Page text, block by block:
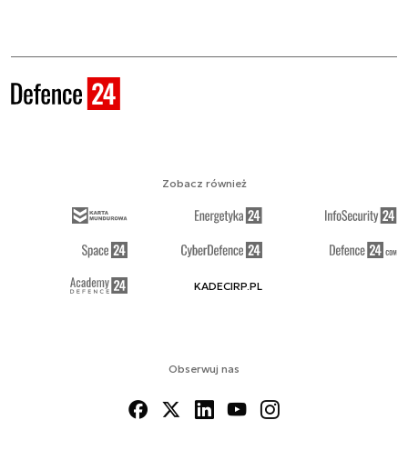
Obserwuj nas
Zobacz również
KADECIRP.PL